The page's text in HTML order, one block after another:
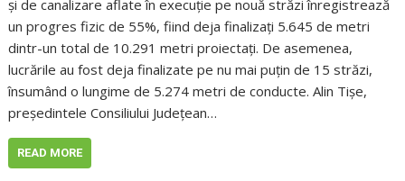
și de canalizare aflate în execuție pe nouă străzi înregistrează
un progres fizic de 55%, fiind deja finalizați 5.645 de metri
dintr-un total de 10.291 metri proiectați. De asemenea,
lucrările au fost deja finalizate pe nu mai puțin de 15 străzi,
însumând o lungime de 5.274 metri de conducte. Alin Tișe,
președintele Consiliului Județean…
READ MORE